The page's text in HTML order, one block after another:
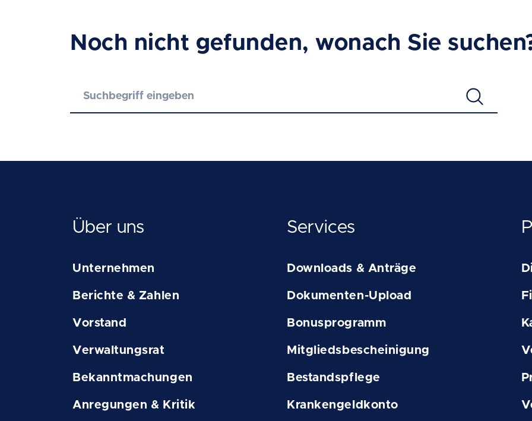
Noch nicht gefunden, wonach Sie
Über uns
Unternehmen
Berichte & Zahlen
Vorstand
Verwaltungsrat
Bekanntmachungen
Anregungen & Kritik
Services
Downloads & Anträge
Dokumenten-Upload
Bonusprogramm
Mitgliedsbescheinigung
Bestandspflege
Krankengeldkonto